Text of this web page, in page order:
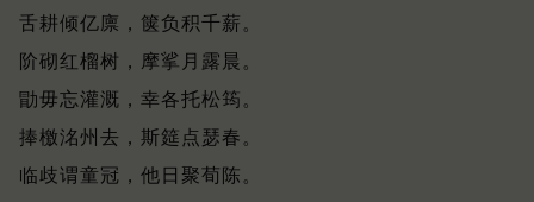
舌耕倾亿廪，箧负积千薪。
阶砌红榴树，摩挲月露晨。
勖毋忘灌溉，幸各托松筠。
捧檄洺州去，斯筵点瑟春。
临歧谓童冠，他日聚荀陈。